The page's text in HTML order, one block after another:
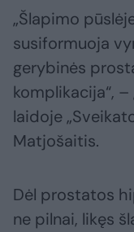
„Šlapimo
susiformuoja
gerybinės
komplikacija“,
laidoje
Matjošaitis.
Dėl prostatos
ne pilnai, likęs